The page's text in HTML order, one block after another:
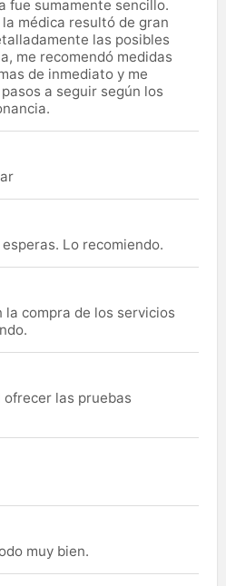
fue sumamente sencillo.
médica resultó de gran
las posibles
me recomendó medidas
de inmediato y me
a seguir según los
Lo recomiendo.
la compra de los servicios
las pruebas
muy bien.